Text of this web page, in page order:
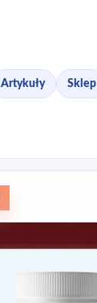
Artykuły Sklep